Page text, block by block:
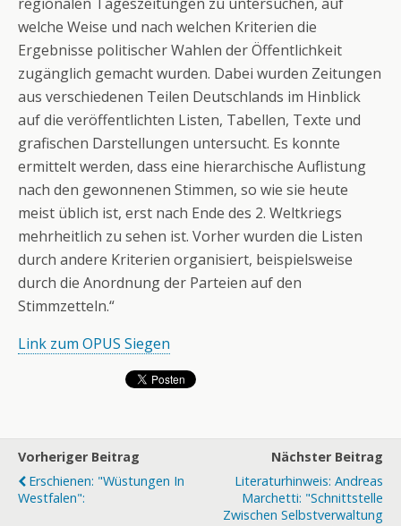
welche Weise und nach welchen Kriterien die
Ergebnisse politischer Wahlen der Öffentlichkeit
zugänglich gemacht wurden. Dabei wurden Zeitungen
aus verschiedenen Teilen Deutschlands im Hinblick
auf die veröffentlichten Listen, Tabellen, Texte und
grafischen Darstellungen untersucht. Es konnte
ermittelt werden, dass eine hierarchische Auflistung
nach den gewonnenen Stimmen, so wie sie heute
meist üblich ist, erst nach Ende des 2. Weltkriegs
mehrheitlich zu sehen ist. Vorher wurden die Listen
durch andere Kriterien organisiert, beispielsweise
durch die Anordnung der Parteien auf den
Stimmzetteln.“
Link zum OPUS Siegen
Vorheriger Beitrag
Erschienen: "Wüstungen In
Westfalen":
Nächster Beitrag
Literaturhinweis: Andreas
Marchetti: "Schnittstelle
Zwischen Selbstverwaltung